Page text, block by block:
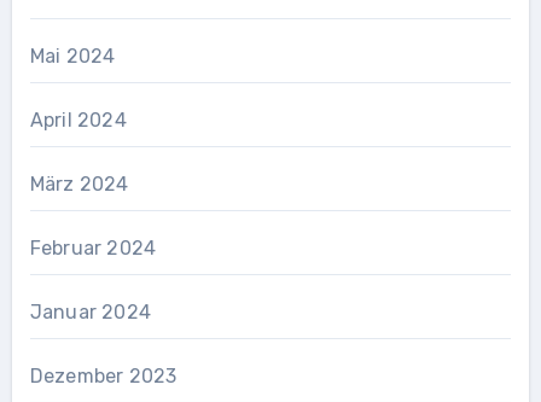
Mai 2024
April 2024
März 2024
Februar 2024
Januar 2024
Dezember 2023